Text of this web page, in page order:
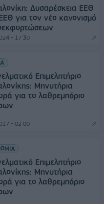
Δυσαρέσκεια ΕΕΘ
για τον νέο κανονισμό
- 17:30
Επιμελητήριο
Μηνυτήρια
για το λαθρεμπόριο
- 02:00
Επιμελητήριο
Μηνυτήρια
για το λαθρεμπόριο